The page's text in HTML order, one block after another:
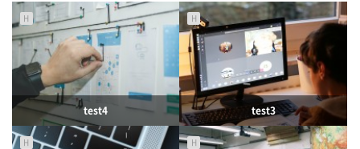
H
test4
H
test3
H H